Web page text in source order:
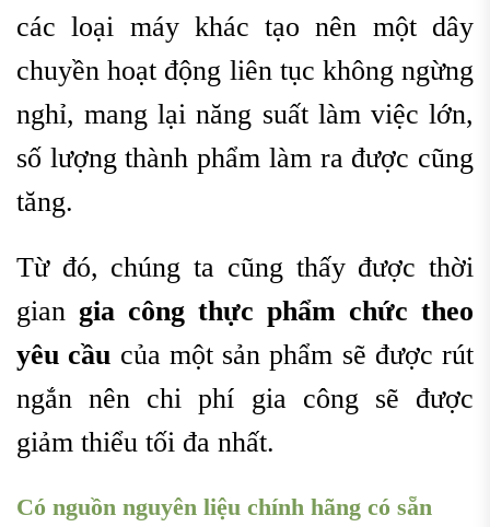
các loại máy khác tạo nên một dây
chuyền hoạt động liên tục không ngừng
nghỉ, mang lại năng suất làm việc lớn,
số lượng thành phẩm làm ra được cũng
tăng.
Từ đó, chúng ta cũng thấy được thời
gian gia công thực phẩm chức theo
yêu cầu của một sản phẩm sẽ được rút
ngắn nên chi phí gia công sẽ được
giảm thiểu tối đa nhất.
Có nguồn nguyên liệu chính hãng có sẵn